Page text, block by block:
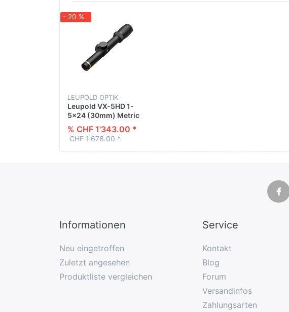
- 20 %
LEUPOLD OPTIK
Leupold VX-5HD 1-
5x24 (30mm) Metric
illum. FireDot 4 Fine
% CHF 1'343.00 *
CHF 1'678.00 *
Informationen
Neu eingetroffen
Zuletzt angesehen
Produktliste vergleichen
Service
Kontakt
Blog
Forum
Versandinfos
Zahlungsarten